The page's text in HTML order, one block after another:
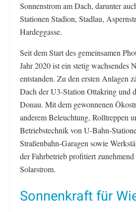
Sonnenstrom am Dach, darunter
Stationen Stadion, Stadlau,
Hardeggasse.
Seit dem Start des gemeinsamen
Jahr 2020 ist ein stetig wachsendes
entstanden. Zu den ersten Anlagen
Dach der U3-Station Ottakring und
Donau. Mit dem gewonnenen
anderem Beleuchtung, Rolltreppen
Betriebstechnik von U-Bahn-
Straßenbahn-Garagen sowie
der Fahrbetrieb profitiert
Solarstrom.
Sonnenkraft für